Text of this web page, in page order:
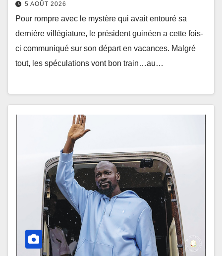
5 AOÛT 2026
Pour rompre avec le mystère qui avait entouré sa
dernière villégiature, le président guinéen a cette fois-
ci communiqué sur son départ en vacances. Malgré
tout, les spéculations vont bon train…au…